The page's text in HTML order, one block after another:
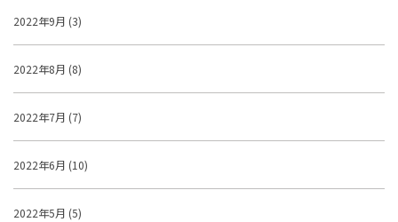
2022年9月 (3)
2022年8月 (8)
2022年7月 (7)
2022年6月 (10)
2022年5月 (5)